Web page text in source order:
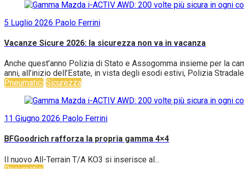
5 Luglio 2026 Paolo Ferrini
Vacanze Sicure 2026: la sicurezza non va in vacanza
Anche quest’anno Polizia di Stato e Assogomma insieme per la
anni, all’inizio dell’Estate, in vista degli esodi estivi, Polizia
Pneumatici Sicurezza
11 Giugno 2026 Paolo Ferrini
BFGoodrich rafforza la propria gamma 4×4
Il nuovo All-Terrain T/A KO3 si inserisce al...